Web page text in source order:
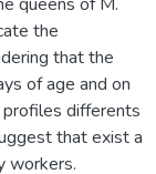
the
that the
of age and on
profiles differents
that exist a
workers.